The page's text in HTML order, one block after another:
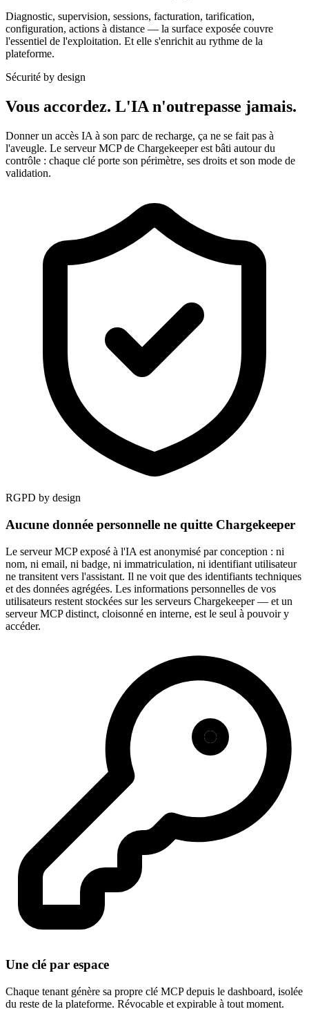
Diagnostic, supervision, sessions, facturation, tarification,
configuration, actions à distance — la surface exposée couvre
l'essentiel de l'exploitation. Et elle s'enrichit au rythme de la
plateforme.
Sécurité by design
Vous accordez. L'IA n'outrepasse jamais.
Donner un accès IA à son parc de recharge, ça ne se fait pas à
l'aveugle. Le serveur MCP de Chargekeeper est bâti autour du
contrôle : chaque clé porte son périmètre, ses droits et son mode de
validation.
RGPD by design
Aucune donnée personnelle ne quitte Chargekeeper
Le serveur MCP exposé à l'IA est anonymisé par conception : ni
nom, ni email, ni badge, ni immatriculation, ni identifiant utilisateur
ne transitent vers l'assistant. Il ne voit que des identifiants techniques
et des données agrégées. Les informations personnelles de vos
utilisateurs restent stockées sur les serveurs Chargekeeper — et un
serveur MCP distinct, cloisonné en interne, est le seul à pouvoir y
accéder.
Une clé par espace
Chaque tenant génère sa propre clé MCP depuis le dashboard, isolée
du reste de la plateforme. Révocable et expirable à tout moment.